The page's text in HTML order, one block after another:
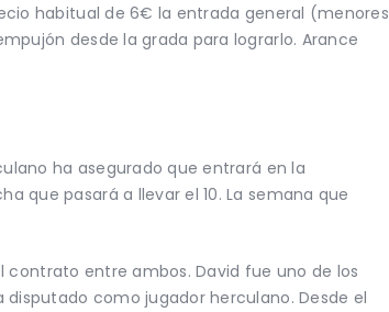
habitual de 6€ la entrada general (menores
desde la grada para lograrlo. Arance
ha asegurado que entrará en la
que pasará a llevar el 10. La semana que
contrato entre ambos. David fue uno de los
como jugador herculano. Desde el